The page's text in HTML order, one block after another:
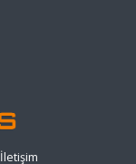
İletişim